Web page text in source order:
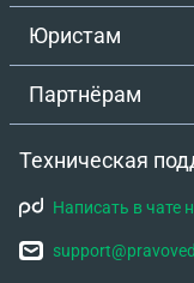
Юристам
Партнёрам
Техническая
Написать в чате